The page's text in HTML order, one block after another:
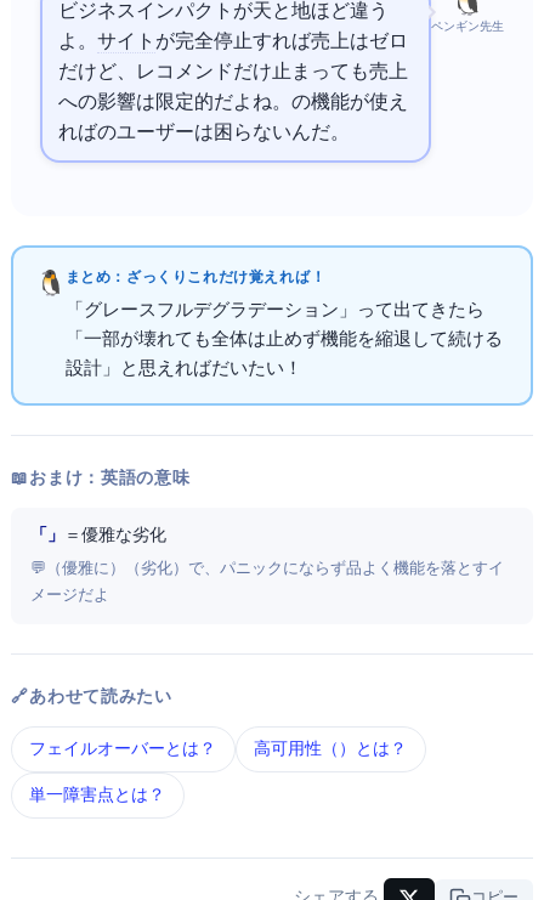
ペンギン先生
ビジネスインパクトが天と地ほど違う
よ。 ECサイト が完全停止すれば売上はゼロ
だけど、レコメンドだけ止まっても売上
への影響は限定的だよね。99%の機能が使え
れば99%のユーザーは困らないんだ。
まとめ：ざっくりこれだけ覚えればOK！
「グレースフルデグラデーション」って出てきたら
「一部が壊れても全体は止めず機能を縮退して続ける
設計」と思えればだいたいOK！
📖 おまけ：英語の意味
「Graceful Degradation」 ＝ 優雅な劣化
💬 Graceful（優雅に）+ Degradation（劣化）で、パニックにならず品よく機能を落とすイ
メージだよ
🔗 あわせて読みたい
フェイルオーバー とは？ 高可用性（HA） とは？
単一障害点 とは？